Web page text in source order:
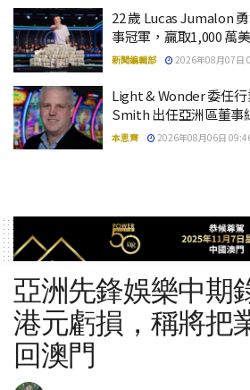
22 歲 Lucas Jumalon
事冠軍，贏取1,000 萬
新聞編輯部 2026年08月07日
Light & Wonder 委任
Smith 出任亞洲區董事
本思齊 2026年08月06日
亞洲先鋒娛樂中期
港元虧損，稱將把
回澳門